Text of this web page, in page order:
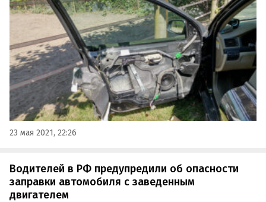
она опасна, и как можно «убить» автомобиль
неправильной «шумкой», в субботу, 23 мая рассказала…
23 мая 2021, 22:26
Водителей в РФ предупредили об опасности
заправки автомобиля с заведенным
двигателем